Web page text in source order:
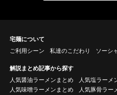
宅麺について
ご利用シーン
私達のこだわり ソーシ
解説まとめ記事から探す
人気醤油ラーメンまとめ
人気塩ラーメ
人気味噌ラーメンまとめ
人気豚骨ラー